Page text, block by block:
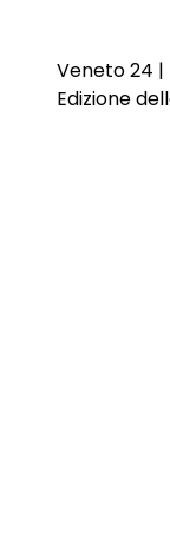
Veneto 24 |
Edizione